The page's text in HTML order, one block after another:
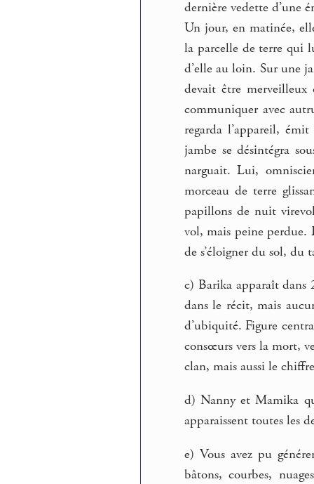
dernière vedette d’une
Un jour, en matinée,
la parcelle de terre qui
d’elle au loin. Sur une
devait être
communiquer avec
regarda l’appareil,
jambe se désintégra
narguait. Lui,
morceau de terre
papillons de nuit
vol, mais peine perdue.
de s’éloigner du sol, du
c) Barika apparaît dans
dans le récit, mais
d’ubiquité. Figure
consœurs vers la mort,
clan, mais aussi le
d) Nanny et Mamika
apparaissent toutes les
e) Vous avez pu
bâtons, courbes,